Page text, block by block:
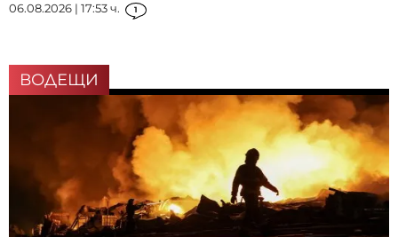
06.08.2026 | 17:53 ч. 1
ВОДЕЩИ